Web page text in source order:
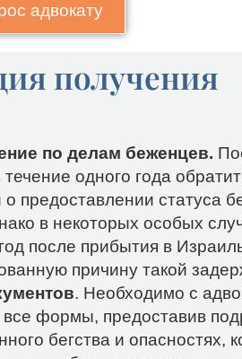
адвокату
получения
по делам беженцев.
одного года
предоставлении статуса
в некоторых особых
после прибытия в
причину такой
. Необходимо с
все формы, предоставив
бегства и опасностях,